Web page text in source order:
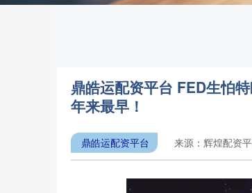
鼎皓运配资平台 FED生怕
年来最早！
鼎皓运配资平台 来源：辉煌配资